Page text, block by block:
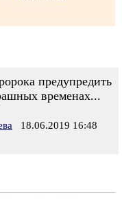
предупредить
временах...
18.06.2019 16:48